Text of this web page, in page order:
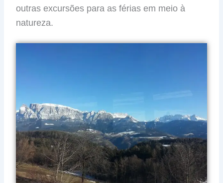
outras excursões para as férias em meio à
natureza.